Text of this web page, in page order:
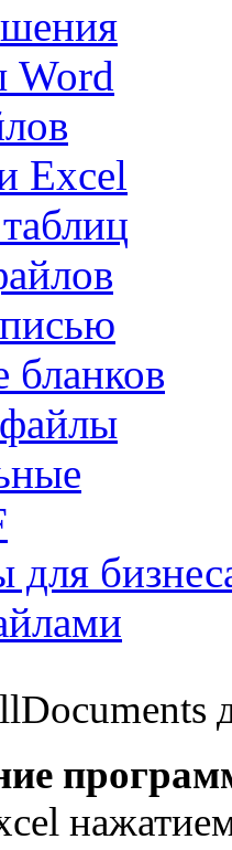
Word
Excel
бланков